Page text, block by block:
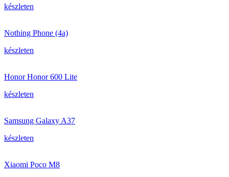
készleten
Nothing Phone (4a)
készleten
Honor Honor 600 Lite
készleten
Samsung Galaxy A37
készleten
Xiaomi Poco M8